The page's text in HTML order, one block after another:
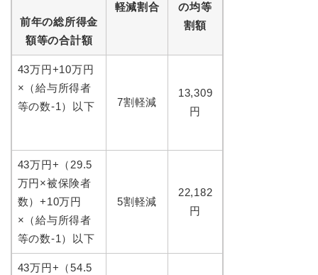
前年の総所得金
額等の合計額
軽減割合
の均等
割額
43万円+10万円
×（給与所得者
等の数-1）以下
7割軽減
13,309
円
43万円+（29.5
万円×被保険者
数）+10万円
×（給与所得者
等の数-1）以下
5割軽減
22,182
円
43万円+（54.5